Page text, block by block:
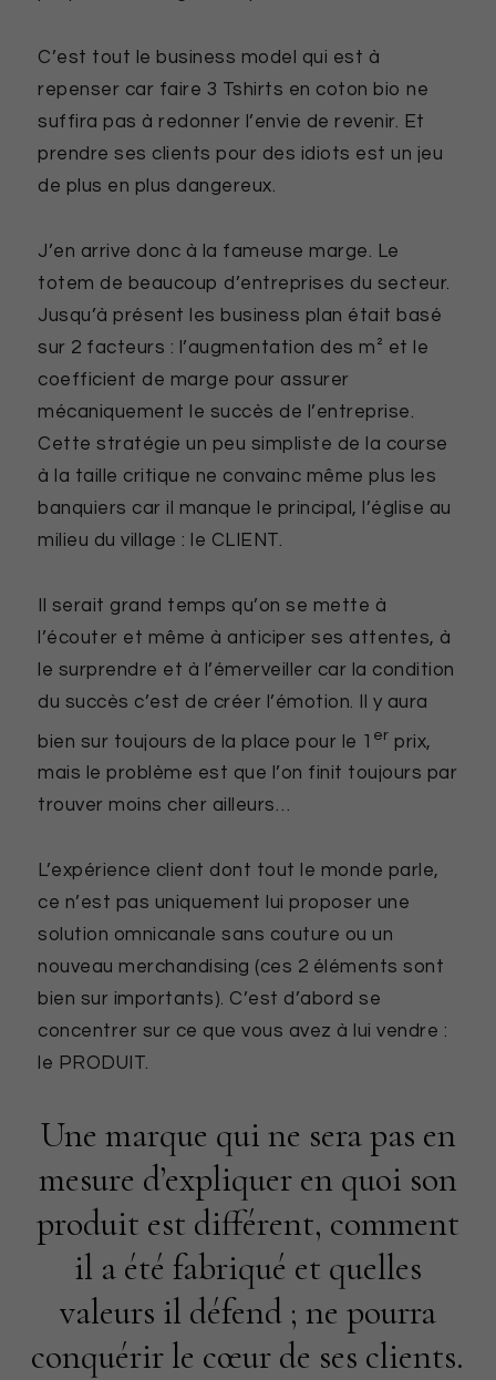
C’est tout le business model qui est à
repenser car faire 3 Tshirts en coton bio ne
suffira pas à redonner l’envie de revenir. Et
prendre ses clients pour des idiots est un jeu
de plus en plus dangereux.
J’en arrive donc à la fameuse marge. Le
totem de beaucoup d’entreprises du secteur.
Jusqu’à présent les business plan était basé
sur 2 facteurs : l’augmentation des m² et le
coefficient de marge pour assurer
mécaniquement le succès de l’entreprise.
Cette stratégie un peu simpliste de la course
à la taille critique ne convainc même plus les
banquiers car il manque le principal, l’église au
milieu du village : le CLIENT.
Il serait grand temps qu’on se mette à
l’écouter et même à anticiper ses attentes, à
le surprendre et à l’émerveiller car la condition
du succès c’est de créer l’émotion. Il y aura
bien sur toujours de la place pour le 1 er prix,
mais le problème est que l’on finit toujours par
trouver moins cher ailleurs…
L’expérience client dont tout le monde parle,
ce n’est pas uniquement lui proposer une
solution omnicanale sans couture ou un
nouveau merchandising (ces 2 éléments sont
bien sur importants). C’est d’abord se
concentrer sur ce que vous avez à lui vendre :
le PRODUIT.
Une marque qui ne sera pas en
mesure d’expliquer en quoi son
produit est différent, comment
il a été fabriqué et quelles
valeurs il défend ; ne pourra
conquérir le cœur de ses clients.